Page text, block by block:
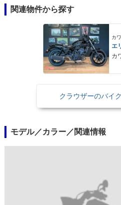
関連物件から探す
カ
エ
カ
クラウザーのバイ
モデル／カラー／関連情報